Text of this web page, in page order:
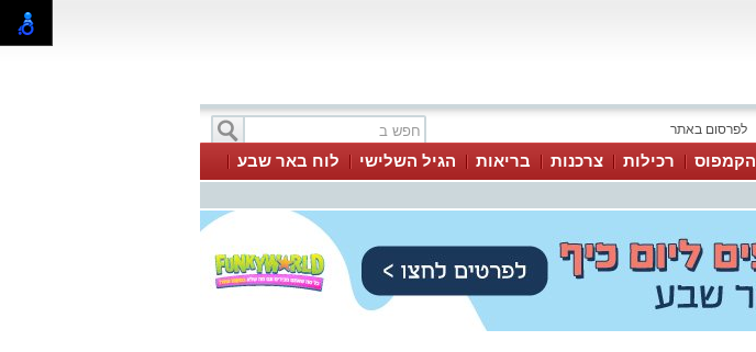
לפרסום באתר
הקמפוס רכילות צרכנות בריאות הגיל השלישי
לוח באר שבע